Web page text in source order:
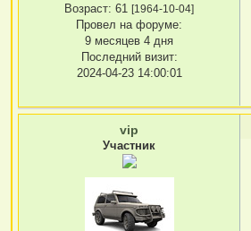
Возраст: 61[1964-10-04]
Провел на форуме:
9 месяцев 4 дня
Последний визит:
2024-04-23 14:00:01
vip
Участник